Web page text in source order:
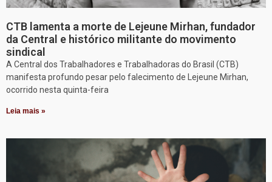
CTB lamenta a morte de Lejeune Mirhan, fundador
da Central e histórico militante do movimento
sindical
A Central dos Trabalhadores e Trabalhadoras do Brasil (CTB)
manifesta profundo pesar pelo falecimento de Lejeune Mirhan,
ocorrido nesta quinta-feira
Leia mais »